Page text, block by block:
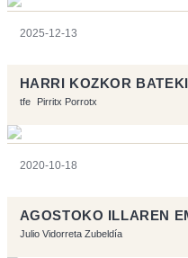
2025-12-13
HARRI KOZKOR
tfe Pirritx Porrotx
2020-10-18
AGOSTOKO ILLAREN
Julio Vidorreta Zubeldía